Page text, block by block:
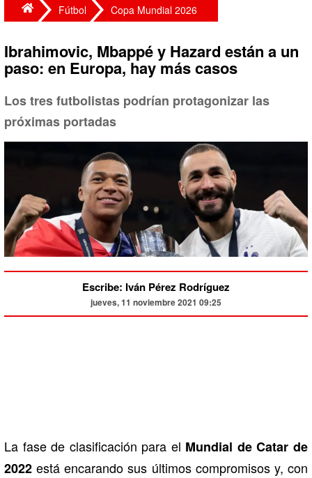
Fútbol Copa Mundial 2026
Ibrahimovic, Mbappé y Hazard están a un
paso: en Europa, hay más casos
Los tres futbolistas podrían protagonizar las
próximas portadas
Escribe: Iván Pérez Rodríguez
jueves, 11 noviembre 2021 09:25
La fase de clasificación para el Mundial de Catar de
2022 está encarando sus últimos compromisos y, con